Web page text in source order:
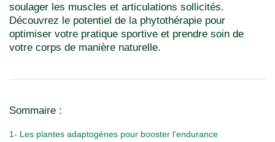
soulager les muscles et articulations sollicités.
Découvrez le potentiel de la phytothérapie pour
optimiser votre pratique sportive et prendre soin de
votre corps de manière naturelle.
Sommaire :
1- Les plantes adaptogènes pour booster l’endurance